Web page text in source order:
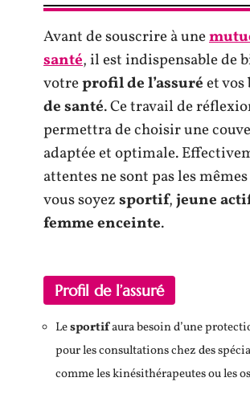
Avant de souscrire à une
santé, il est indispensable de
votreprofil de l’assuréet vos
de santé. Ce travail de
permettra de choisir une
adaptée et optimale.
attentes ne sont pas les
vous soyezsportif,jeune
femme enceinte.
Profil de l’assuré
Lesportifaura besoin d’une
pour les consultations chez des
comme les kinésithérapeutes ou les